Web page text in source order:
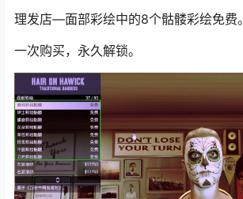
理发店—面部彩绘中的8个骷髅彩绘免费。
一次购买，永久解锁。